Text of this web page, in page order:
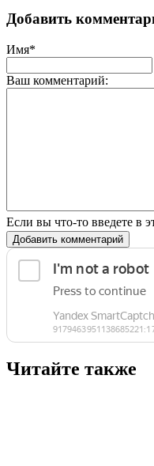
Добавить
Имя*
Ваш комментарий:
Если вы что-то введете в
Добавить комментарий
Читайте также